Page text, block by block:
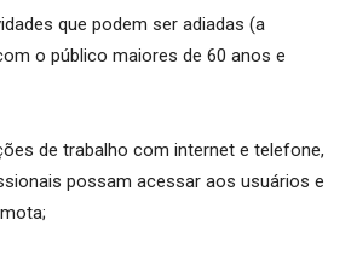
que podem ser adiadas (a
o público maiores de 60 anos e
de trabalho com internet e telefone,
possam acessar aos usuários e